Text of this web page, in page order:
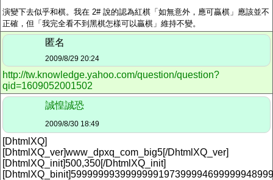
演變下去似乎和棋。我在 2# 說的認為紅棋「如無意外，應可贏棋」應該並不
正確，但「我完全看不到黑棋怎樣可以贏棋」維持不變。
匿名
2009/8/29 20:24
http://tw.knowledge.yahoo.com/question/question?
qid=1609052001502
誠惶誠恐
2009/8/30 18:49
[DhtmlXQ]
[DhtmlXQ_ver]www_dpxq_com_big5[/DhtmlXQ_ver]
[DhtmlXQ_init]500,350[/DhtmlXQ_init]